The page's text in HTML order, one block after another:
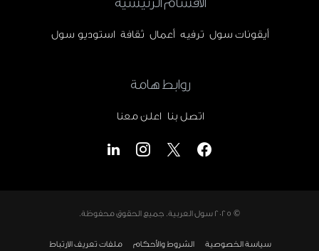
أيقونات سول ترفيه أعمال ثقافة استوديو سول
روابط هامة
اتصل بنا اعلن معنا
© 2025 سول العربية. جميع الحقوق محفوظة.
سياسة الخصوصية الشروط والأحكام ملفات تعريف الارتباط